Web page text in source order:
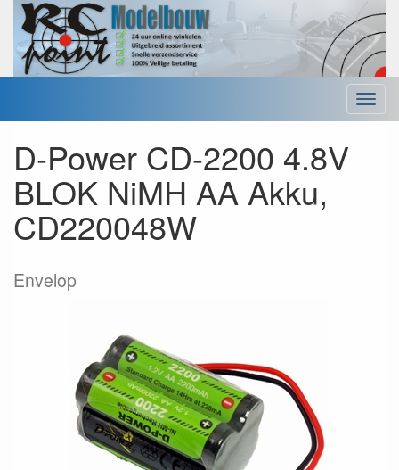
Menu
D-Power CD-2200 4.8V
BLOK NiMH AA Akku,
CD220048W
Envelop